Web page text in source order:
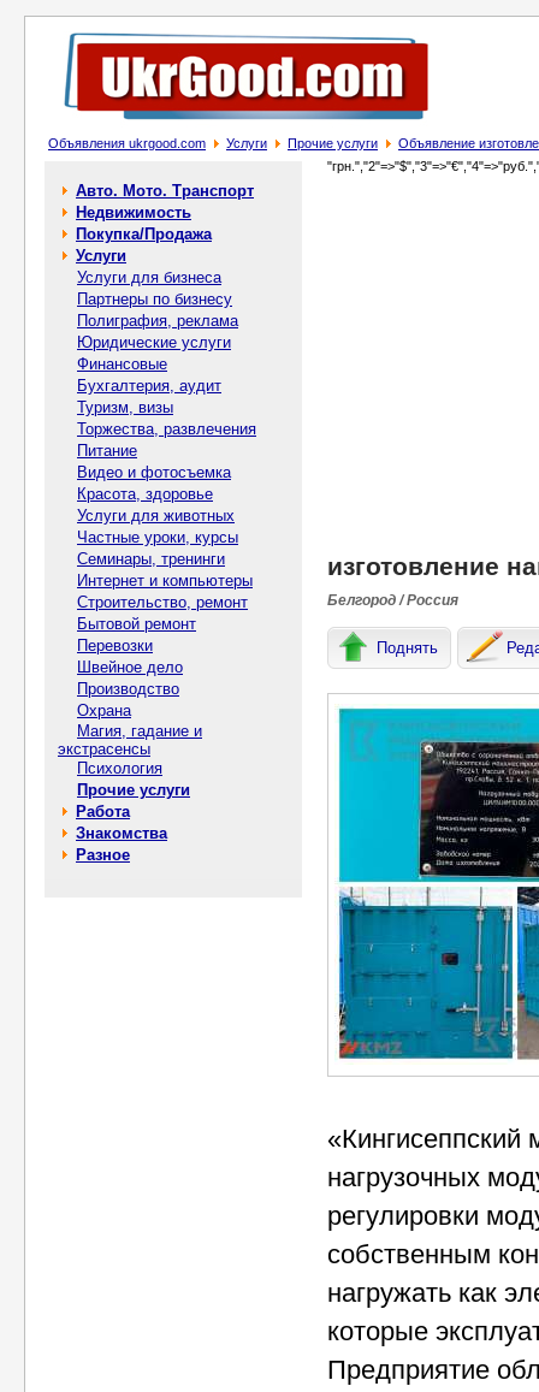
Объявления ukrgood.com Услуги Прочие услуги Объявление
Авто. Мото. Транспорт
Недвижимость
Покупка/Продажа
Услуги
Услуги для бизнеса
Партнеры по бизнесу
Полиграфия, реклама
Юридические услуги
Финансовые
Бухгалтерия, аудит
Туризм, визы
Торжества, развлечения
Питание
Видео и фотосъемка
Красота, здоровье
Услуги для животных
Частные уроки, курсы
Семинары, тренинги
Интернет и компьютеры
Строительство, ремонт
Бытовой ремонт
Перевозки
Швейное дело
Производство
Охрана
Магия, гадание и
экстрасенсы
Психология
Прочие услуги
Работа
Знакомства
Разное
изготовление
Белгород / Россия
Поднять
нагрузочных
регулировки
собственным
нагружать как
которые
Предприятие